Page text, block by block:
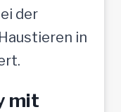
der
in
mit